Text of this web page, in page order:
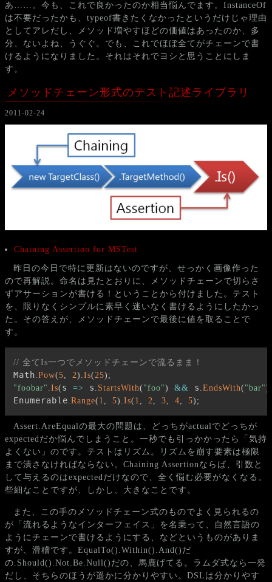
あ……。今も、これで良かったのか相当悩んでます。InstanceOf
は不要だったかも、typeof書きたくなかったというだけじゃ理由
としてアレだし、メソッド増やすほどの価値はあったのか、多
分、ないよね、うぐぐ。でも、これでほぼ全てがチェーンで書
けるようになりました。それはそれでヨシと思うことにしま
す。
メソッドチェーン形式のテスト記述ライブラリ
2011-02-24
Chaining Assertion for MSTest
昨日の今日で特に更新はないのですが、せっかく画像作った
ので再解説。命名は見たとおりに、メソッドチェーンで切らさ
ずアサーションが書ける！ということから付けました。テスト
を、限りなくシンプルに素早く迷いなく書けるようにしたかっ
た。その答えが、メソッドチェーンで最後に値を取ることで
す。
// 全てIs一つでメソッドチェーンで流るまま！
Math.Pow(5, 2) .Is(25) ;
"foobar" .Is( s => s . StartsWith( "foo") && s .EndsWith( "bar")
Enumerable.Range( 1 , 5) .Is( 1 , 2, 3, 4, 5) ;
Assert.AreEqualの最大の問題は、どっちがactualでどっちが
expectedだか悩んでしまうこと。一秒でも引っかかったら「気持
よくない」のです。テストはリズム。リズムを崩す要素は極限
まで潰さなければならない。Chaining Assertionならば、引数と
して与えるのはexpectedだけなので、全く悩む必要がなくなる。
些細なことですが、しかし、大きなことです。
また、この手のメソッドチェーン式のものでよく見られるの
が「流れるようなインターフェイス」を名乗って、自然言語の
ようにチェーンで書けるようにする、などというものがありま
すが、滑稽です。EqualTo().Within().And()だ
の.Should().Not.Be.Null()だの、馬鹿げてる。ラムダ式なら一発
だし、そちらのほうが遥かに分かりやすい。DSLは分かりやす